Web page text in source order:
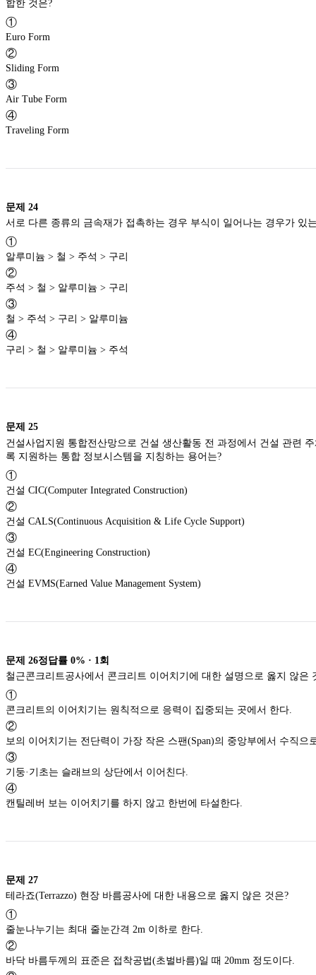
합한 것은?
①
Euro Form
②
Sliding Form
③
Air Tube Form
④
Traveling Form
문제 24
①
알루미늄 > 철 > 주석 > 구리
②
주석 > 철 > 알루미늄 > 구리
③
철 > 주석 > 구리 > 알루미늄
④
구리 > 철 > 알루미늄 > 주석
문제 25
건설사업지원 통합전산망으로 건설 생산활동 전 과정에서 건설 관련
록 지원하는 통합 정보시스템을 지칭하는 용어는?
①
건설 CIC(Computer Integrated Construction)
②
건설 CALS(Continuous Acquisition & Life Cycle Support)
③
건설 EC(Engineering Construction)
④
건설 EVMS(Earned Value Management System)
문제 26정답률 0% · 1 회
철근콘크리트공사에서 콘크리트 이어치기에 대한 설명으로
①
콘크리트의 이어치기는 원칙적으로 응력이 집중되는 곳에서 한다.
②
보의 이어치기는 전단력이 가장 작은 스팬(Span)의 중앙
③
기둥·기초는 슬래브의 상단에서 이어친다.
④
캔틸레버 보는 이어치기를 하지 않고 한번에 타설한다.
문제 27
테라죠(Terrazzo) 현장 바름공사에 대한 내용으로 옳지 않은 것은?
①
줄눈나누기는 최대 줄눈간격 2m 이하로 한다.
②
바닥 바름두께의 표준은 접착공법(초벌바름)일 때 20mm 정도이다.